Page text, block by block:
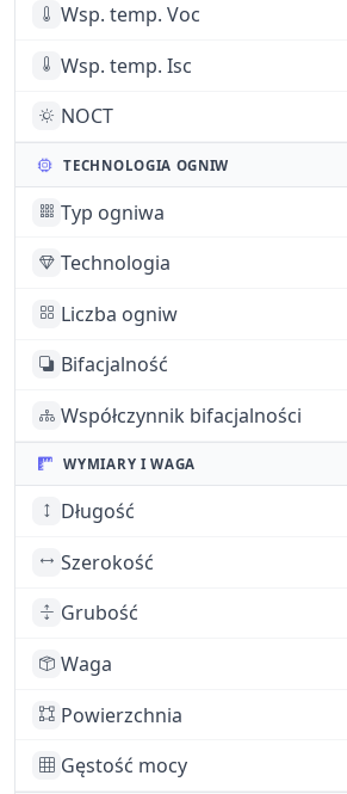
Wsp. temp. Voc
Wsp. temp. Isc
NOCT
TECHNOLOGIA OGNIW
Typ ogniwa
Technologia
Liczba ogniw
Bifacjalność
Współczynnik bifacjalności
WYMIARY I WAGA
Długość
Szerokość
Grubość
Waga
Powierzchnia
Gęstość mocy